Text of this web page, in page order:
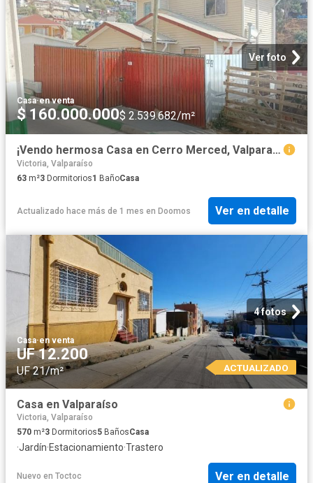
Ver foto
Casa·en venta
$ 160.000.000$ 2.539.682/m²
¡Vendo hermosa Casa en Cerro Merced, Valparaíso!
Victoria, Valparaíso
63 m²3 Dormitorios1 BañoCasa
Actualizado hace más de 1 mes en Doomos Ver en detalle
4 fotos
Casa·en venta
UF 12.200
UF 21/m² ACTUALIZADO
Casa en Valparaíso
Victoria, Valparaíso
570 m²3 Dormitorios5 BañosCasa
·Jardín·Estacionamiento·Trastero
Nuevo en Toctoc Ver en detalle